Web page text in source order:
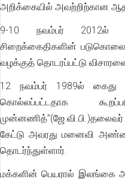
அறிக்கையில் அவற்றிற்கான
9-10 நவம்பர் 2012ல்
சிறைக்கைதிகளின்
வழக்குத் தொடரப்பட்டு
12 நவம்பர் 1989ல் கைது
கொல்லப்பட்டதாக
கேட்டு அவரது மனைவி
தொடர்ந்துள்ளார்.
மக்களின் பெயரால் இலங்கை